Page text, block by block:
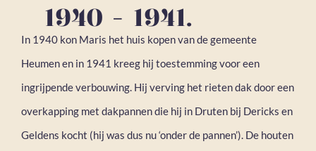
1940 - 1941.
In 1940 kon Maris het huis kopen van de gemeente
Heumen en in 1941 kreeg hij toestemming voor een
ingrijpende verbouwing. Hij verving het rieten dak door een
overkapping met dakpannen die hij in Druten bij Dericks en
Geldens kocht (hij was dus nu ‘onder de pannen’). De houten